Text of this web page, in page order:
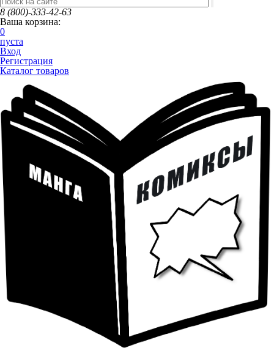
8 (800)-333-42-63
Ваша корзина:
0
пуста
Вход
Регистрация
Каталог товаров